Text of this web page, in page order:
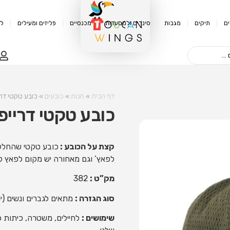
תיקים מגבות סינרים ולמסעדות מכנסיים פליזים ומעילים
דף הבית » חנות » כובעים » כובע טקטי
כובע טקטי
קצת על הכובע : כובע טקטי
לפאץ’ וגם מאחורה יש מקום לפאץ
מק”ט : 382
סוג הגזרה : מתאים לגברים ונשים
שימושים : לחיילים, משטרה, כיתות